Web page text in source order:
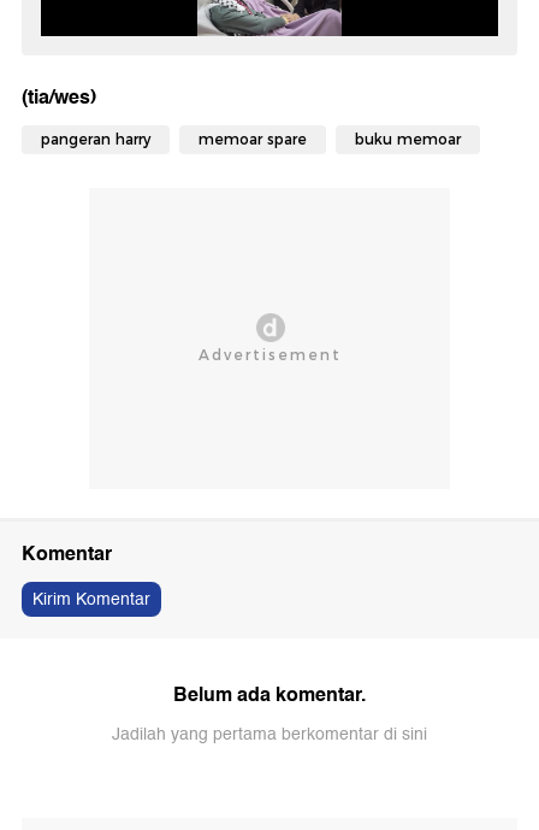
(tia/wes)
pangeran harry memoar spare buku memoar
Komentar
Kirim Komentar
Belum ada komentar.
Jadilah yang pertama berkomentar di sini